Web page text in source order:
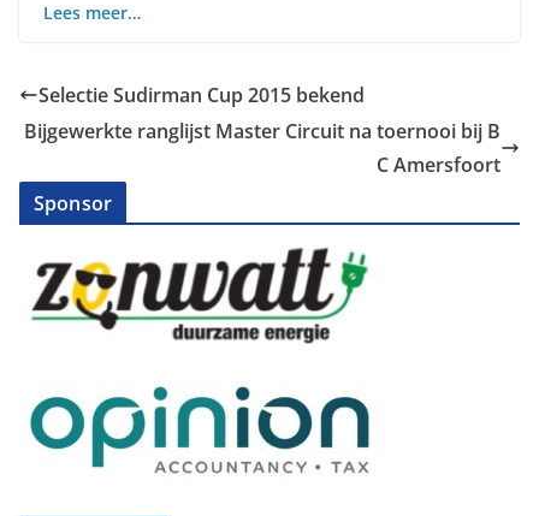
Lees meer…
Selectie Sudirman Cup 2015 bekend
Bijgewerkte ranglijst Master Circuit na toernooi bij B
C Amersfoort
Sponsor